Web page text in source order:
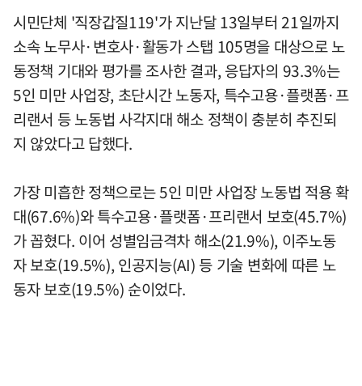
시민단체 '직장갑질119'가 지난달 13일부터 21일까지
소속 노무사·변호사·활동가 스탭 105명을 대상으로 노
동정책 기대와 평가를 조사한 결과, 응답자의 93.3%는
5인 미만 사업장, 초단시간 노동자, 특수고용·플랫폼·프
리랜서 등 노동법 사각지대 해소 정책이 충분히 추진되
지 않았다고 답했다.
가장 미흡한 정책으로는 5인 미만 사업장 노동법 적용 확
대(67.6%)와 특수고용·플랫폼·프리랜서 보호(45.7%)
가 꼽혔다. 이어 성별임금격차 해소(21.9%), 이주노동
자 보호(19.5%), 인공지능(AI) 등 기술 변화에 따른 노
동자 보호(19.5%) 순이었다.